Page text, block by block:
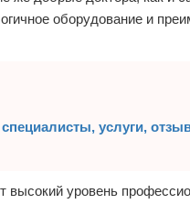
оборудование и
услуги,
уровень